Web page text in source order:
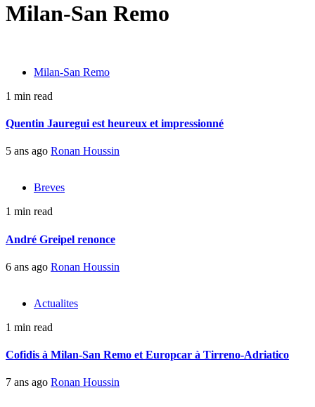
Milan-San Remo
Milan-San Remo
1 min read
Quentin Jauregui est heureux et impressionné
5 ans ago Ronan Houssin
Breves
1 min read
André Greipel renonce
6 ans ago Ronan Houssin
Actualites
1 min read
Cofidis à Milan-San Remo et Europcar à Tirreno-Adriatico
7 ans ago Ronan Houssin